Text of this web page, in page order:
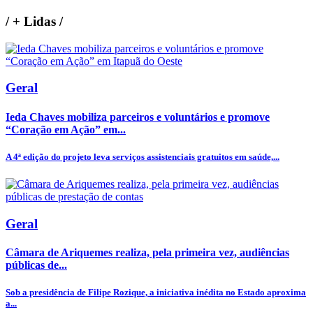
/+ Lidas /
Geral
Ieda Chaves mobiliza parceiros e voluntários e promove
“Coração em Ação” em...
A 4ª edição do projeto leva serviços assistenciais gratuitos em saúde,...
Geral
Câmara de Ariquemes realiza, pela primeira vez, audiências
públicas de...
Sob a presidência de Filipe Rozique, a iniciativa inédita no Estado aproxima
a...